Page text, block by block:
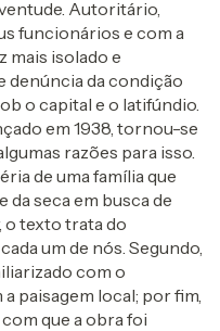
Autoritário,
funcionários e com a
mais isolado e
denúncia da condição
o capital e o latifúndio.
em 1938, tornou-se
razões para isso.
de uma família que
seca em busca de
o texto trata do
um de nós. Segundo,
com o
paisagem local; por fim,
que a obra foi